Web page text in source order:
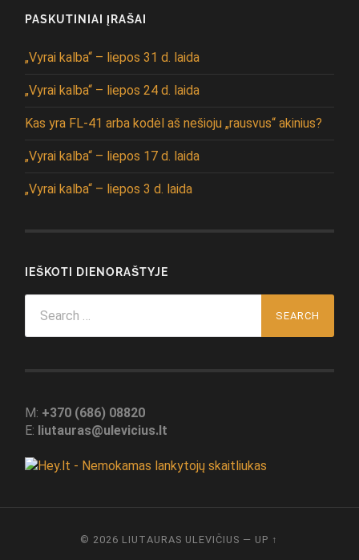
PASKUTINIAI ĮRAŠAI
„Vyrai kalba“ – liepos 31 d. laida
„Vyrai kalba“ – liepos 24 d. laida
Kas yra FL-41 arba kodėl aš nešioju „rausvus“ akinius?
„Vyrai kalba“ – liepos 17 d. laida
„Vyrai kalba“ – liepos 3 d. laida
IEŠKOTI DIENORAŠTYJE
for:
M: +370 (686) 08820
E: liutauras@ulevicius.lt
© 2026 LIUTAURAS ULEVIČIUS — UP ↑